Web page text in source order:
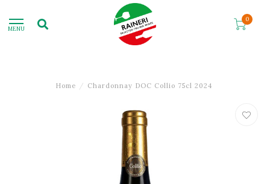
MENU
0
Home / Chardonnay DOC Collio 75cl 2024